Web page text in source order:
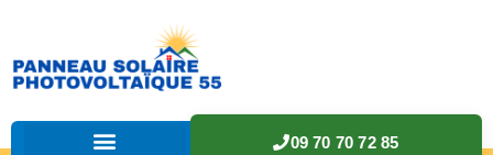
09 70 70 72 85